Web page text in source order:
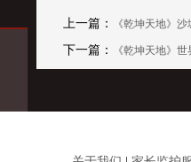
上一篇： 《乾坤天地》
下一篇： 《乾坤天地》世